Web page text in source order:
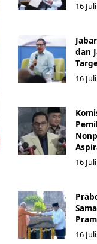
16
dan
16
16
16